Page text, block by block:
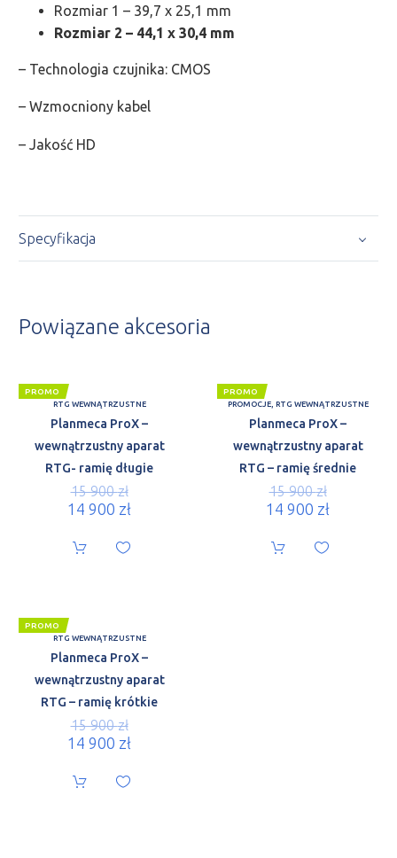
Rozmiar 1 – 39,7 x 25,1 mm
Rozmiar 2 – 44,1 x 30,4 mm
– Technologia czujnika: CMOS
– Wzmocniony kabel
– Jakość HD
Specyfikacja
Powiązane akcesoria
PROMO
RTG WEWNĄTRZUSTNE
Planmeca ProX –
wewnątrzustny aparat
RTG- ramię długie
15 900zł
14 900 zł
PROMO
PROMOCJE, RTG WEWNĄTRZUSTNE
Planmeca ProX –
wewnątrzustny aparat
RTG – ramię średnie
15 900zł
14 900 zł
PROMO
RTG WEWNĄTRZUSTNE
Planmeca ProX –
wewnątrzustny aparat
RTG – ramię krótkie
15 900zł
14 900 zł